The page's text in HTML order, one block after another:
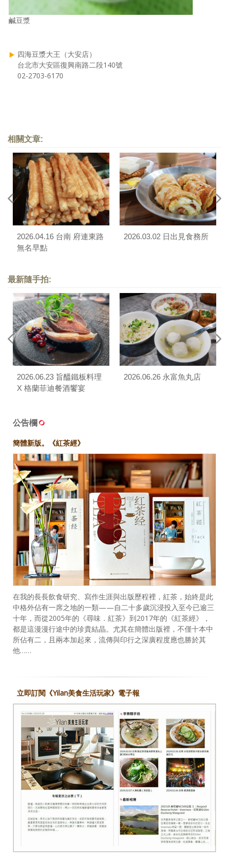
鹹豆漿
四海豆漿大王（大安店）
台北市大安區復興南路二段140號
02-2703-6170
相關文章:
2026.04.16 台南 府連東路
無名早點
2026.03.02 日出見食務所
最新隨手拍:
2026.06.23 旨醞鐵板料理
X 格蘭菲迪餐酒饗宴
2026.06.26 永富魚丸店
公告欄
簡體新版。《紅茶經》
在我的長長飲食研究、寫作生涯與出版歷程裡，紅茶，始終是此
中格外佔有一席之地的一類——自二十多歲沉浸投入至今已逾三
十年，而從2005年的《尋味．紅茶》到2017年的《紅茶經》，
都是這漫漫行途中的珍貴結晶。尤其在簡體出版裡，不僅十本中
所佔有二，且兩本加起來，流傳與印行之深廣程度應也勝於其
他……
立即訂閱《Yilan美食生活玩家》電子報